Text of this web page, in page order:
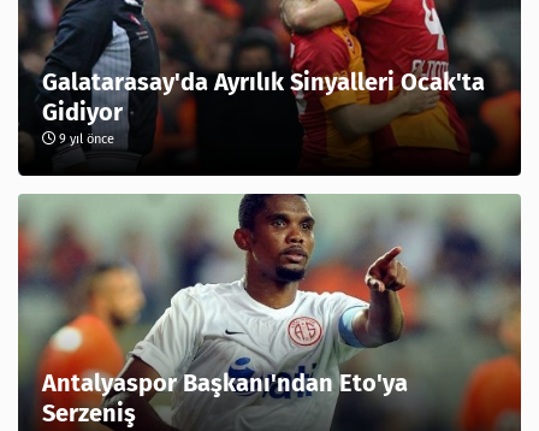
Galatarasay'da Ayrılık Sinyalleri Ocak'ta
Gidiyor
9 yıl önce
Antalyaspor Başkanı'ndan Eto'ya
Serzeniş